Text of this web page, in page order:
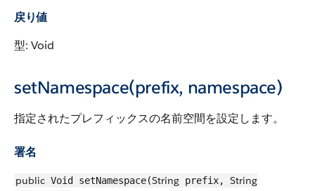
戻り値
型: Void
setNamespace(prefix, namespace)
指定されたプレフィックスの名前空間を設定します。
署名
public Void setNamespace(String prefix, String